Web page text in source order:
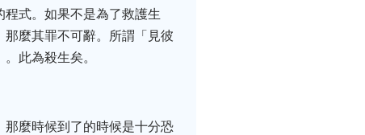
式。如果不是為了救護生
麼其罪不可辭。所謂「見彼
此為殺生矣。
那麼時候到了的時候是十分恐